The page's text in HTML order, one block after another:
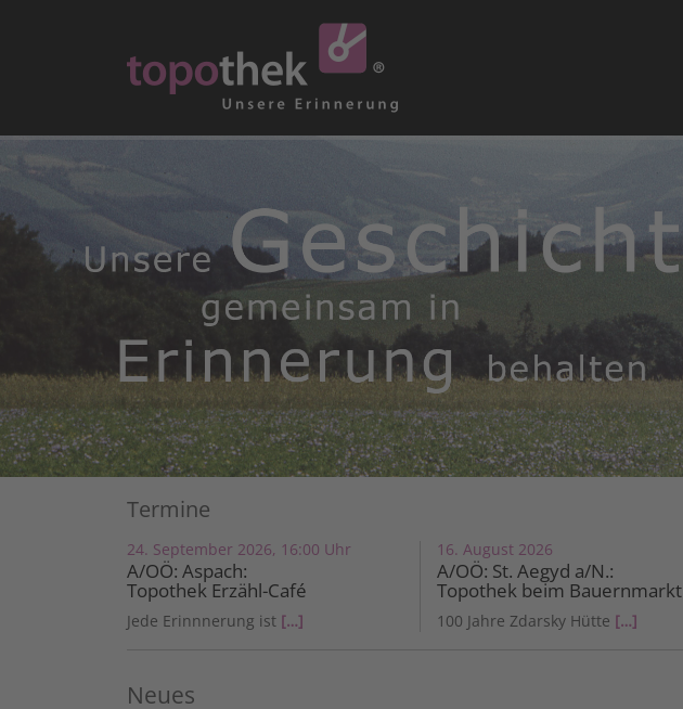
Termine
24. September 2026, 16:00 Uhr
A/OÖ: Aspach:
Topothek Erzähl-Café
Jede Erinnnerung ist […]
16. August 2026
A/OÖ: St. Aegyd a/N.:
Topothek beim Bauernmarkt
100 Jahre Zdarsky Hütte […]
Neues